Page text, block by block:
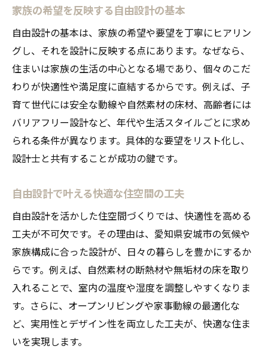
家族の未来を見据えた自由設計の強み
自由設計住宅で叶える家族の理想生活
自然素材を取り入れた安心の住環境を実現
自然素材を使った自由設計の家の安心感
健康を考えた自然素材選びのポイント
自由設計による調湿性の高い住まい作り
自然素材住宅で実感する快適な暮らし
自由設計と自然素材の安全性を解説
自由設計だからできるオリジナルな間取り
自由設計で叶う自分だけの間取りとは
ライフスタイルに合わせた間取り設計術
将来を見据えた可変性ある間取りの案
自由設計で実現する収納アイデア集
自然素材を活かした間取りの特徴紹介
自由設計が広げる空間活用の可能性
健康と快適さを考えた住まいの選び方
家族の希望を反映する自由設計の基本
自由設計の基本は、家族の希望や要望を丁寧にヒアリン
グし、それを設計に反映する点にあります。なぜなら、
住まいは家族の生活の中心となる場であり、個々のこだ
わりが快適性や満足度に直結するからです。例えば、子
育て世代には安全な動線や自然素材の床材、高齢者には
バリアフリー設計など、年代や生活スタイルごとに求め
られる条件が異なります。具体的な要望をリスト化し、
設計士と共有することが成功の鍵です。
自由設計で叶える快適な住空間の工夫
自由設計を活かした住空間づくりでは、快適性を高める
工夫が不可欠です。その理由は、愛知県安城市の気候や
家族構成に合った設計が、日々の暮らしを豊かにするか
らです。例えば、自然素材の断熱材や無垢材の床を取り
入れることで、室内の温度や湿度を調整しやすくなりま
す。さらに、オープンリビングや家事動線の最適化な
ど、実用性とデザイン性を両立した工夫が、快適な住ま
いを実現します。